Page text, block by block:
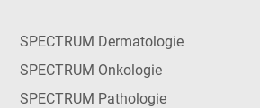
SPECTRUM Dermatologie
SPECTRUM Onkologie
SPECTRUM Pathologie